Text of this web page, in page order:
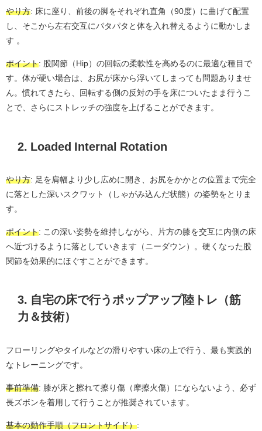
やり方: 床に座り、前後の脚をそれぞれ直角（90度）に曲げて配置
し、そこから左右交互にパタパタと体を入れ替えるように動かしま
す 。
ポイント: 股関節（Hip）の回転の柔軟性を高めるのに最適な種目で
す。体が硬い場合は、お尻が床から浮いてしまっても問題ありませ
ん。慣れてきたら、回転する側の反対の手を床についたまま行うこ
とで、さらにストレッチの強度を上げることができます。
2. Loaded Internal Rotation
やり方: 足を肩幅より少し広めに開き、お尻をかかとの位置まで完全
に落とした深いスクワット（しゃがみ込んだ状態）の姿勢をとりま
す。
ポイント: この深い姿勢を維持しながら、片方の膝を交互に内側の床
へ近づけるように落としていきます（ニーダウン）。硬くなった股
関節を効果的にほぐすことができます。
3. 自宅の床で行うポップアップ陸トレ（筋
力＆技術）
フローリングやタイルなどの滑りやすい床の上で行う、最も実践的
なトレーニングです。
事前準備: 膝が床と擦れて擦り傷（摩擦火傷）にならないよう、必ず
長ズボンを着用して行うことが推奨されています。
基本の動作手順（フロントサイド）: